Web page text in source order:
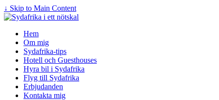
↓ Skip to Main Content
Hem
Om mig
Sydafrika-tips
Hotell och Guesthouses
Hyra bil i Sydafrika
Flyg till Sydafrika
Erbjudanden
Kontakta mig